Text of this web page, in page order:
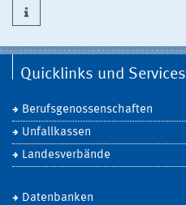
Quicklinks und Services
Berufsgenossenschaften
Unfallkassen
Landesverbände
Datenbanken